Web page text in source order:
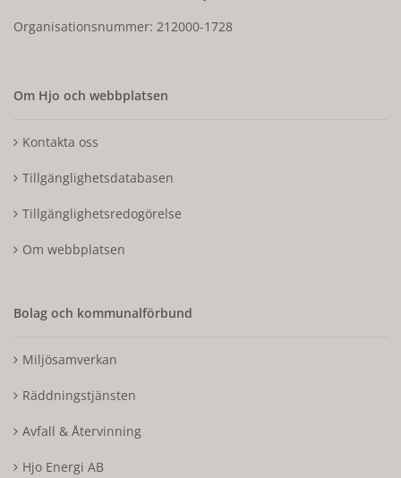
Organisationsnummer: 212000-1728
Om Hjo och webbplatsen
Kontakta oss
Tillgänglighetsdatabasen
Tillgänglighetsredogörelse
Om webbplatsen
Bolag och kommunalförbund
Miljösamverkan
Räddningstjänsten
Avfall & Återvinning
Hjo Energi AB